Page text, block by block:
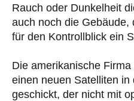
Rauch oder Dunkelheit
auch noch die Gebäude,
für den Kontrollblick ein
Die amerikanische Firma
einen neuen Satelliten in
geschickt, der nicht mit